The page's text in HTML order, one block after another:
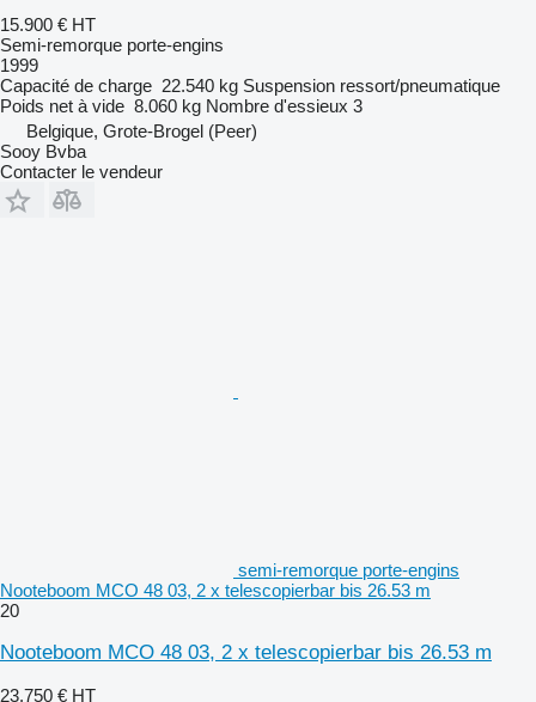
15.900 € HT
Semi-remorque porte-engins
1999
Capacité de charge 22.540 kg Suspension ressort/pneumatique
Poids net à vide 8.060 kg Nombre d'essieux 3
Belgique, Grote-Brogel (Peer)
Sooy Bvba
Contacter le vendeur
semi-remorque porte-engins
Nooteboom MCO 48 03, 2 x telescopierbar bis 26.53 m
20
Nooteboom MCO 48 03, 2 x telescopierbar bis 26.53 m
23.750 € HT